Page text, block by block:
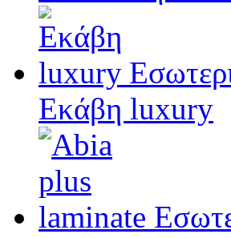
Εκάβη luxury